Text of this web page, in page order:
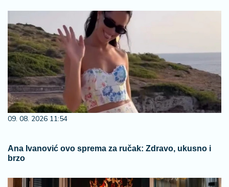
09. 08. 2026 11:54
Ana Ivanović ovo sprema za ručak: Zdravo, ukusno i
brzo